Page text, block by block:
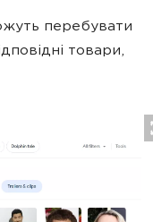
перебувати
товари,